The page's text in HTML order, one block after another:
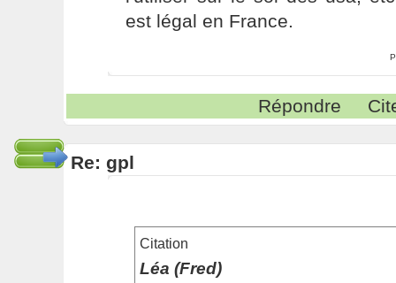
est légal en France.
Répondre
Re: gpl
Citation
Léa (Fred)